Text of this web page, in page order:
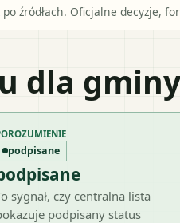
źródłach. Oficjalne decyzje,
dla gminy
podpisane
sygnał, czy centralna lista
podpisany status